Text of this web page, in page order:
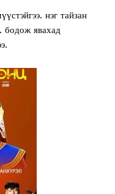
нэг тайзан
бодож явахад